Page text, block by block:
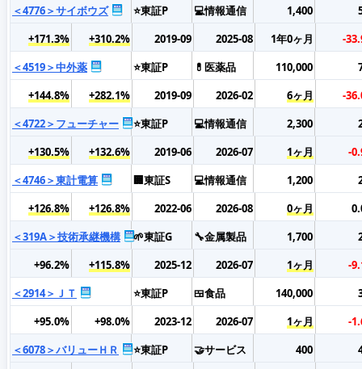
＜4776＞サイボウズ
⭐東証P 💻情報通信 1,400
+171.3%
+310.2% 2019-09 2025-08 1年0ヶ月
-
＜4519＞中外薬
⭐東証P 💊医薬品 110,000
+144.8%
+282.1% 2019-09 2026-02 6ヶ月
-
＜4722＞フューチャー
⭐東証P 💻情報通信 2,300
+130.5%
+132.6% 2019-06 2026-07 1ヶ月
-
＜4746＞東計電算
🏢東証S 💻情報通信 1,200
+126.8%
+126.8% 2022-06 2026-08 0ヶ月
＜319A＞技術承継機構
🌱東証G 🔧金属製品 1,700
+96.2%
+115.8% 2025-12 2026-07 1ヶ月
-
＜2914＞ＪＴ
⭐東証P 🍱食品 140,000
+95.0%
+98.0% 2023-12 2026-07 1ヶ月
-
＜6078＞バリューＨＲ
⭐東証P 🤝サービス 400